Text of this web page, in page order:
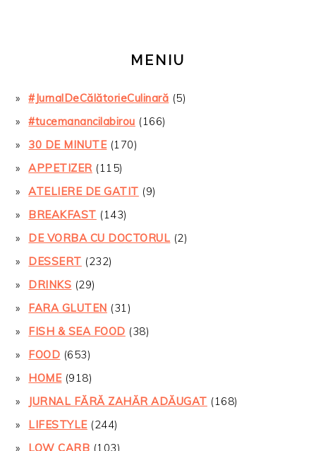
MENIU
#JurnalDeCălătorieCulinară (5)
#tucemanancilabirou (166)
30 DE MINUTE(170)
APPETIZER(115)
ATELIERE DE GATIT (9)
BREAKFAST (143)
DE VORBA CU DOCTORUL (2)
DESSERT (232)
DRINKS (29)
FARA GLUTEN (31)
FISH & SEA FOOD (38)
FOOD (653)
HOME(918)
JURNAL FĂRĂ ZAHĂR ADĂUGAT (168)
LIFESTYLE(244)
LOW CARB (103)